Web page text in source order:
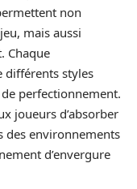
non
mais aussi
Chaque
différents styles
perfectionnement.
joueurs d’absorber
des environnements
d’envergure